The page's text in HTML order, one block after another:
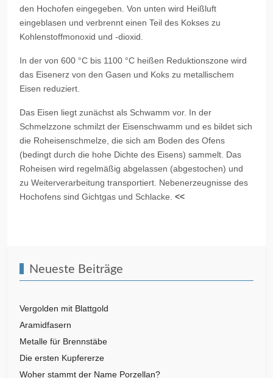
den Hochofen eingegeben. Von unten wird Heißluft
eingeblasen und verbrennt einen Teil des Kokses zu
Kohlenstoffmonoxid und -dioxid.
In der von 600 °C bis 1100 °C heißen Reduktionszone wird
das Eisenerz von den Gasen und Koks zu metallischem
Eisen reduziert.
Das Eisen liegt zunächst als Schwamm vor. In der
Schmelzzone schmilzt der Eisenschwamm und es bildet sich
die Roheisenschmelze, die sich am Boden des Ofens
(bedingt durch die hohe Dichte des Eisens) sammelt. Das
Roheisen wird regelmäßig abgelassen (abgestochen) und
zu Weiterverarbeitung transportiert. Nebenerzeugnisse des
Hochofens sind Gichtgas und Schlacke. <<
Neueste Beiträge
Vergolden mit Blattgold
Aramidfasern
Metalle für Brennstäbe
Die ersten Kupfererze
Woher stammt der Name Porzellan?